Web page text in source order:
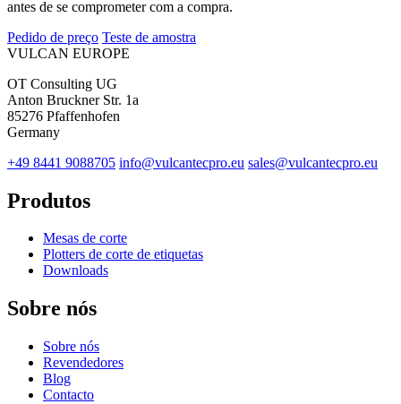
antes de se comprometer com a compra.
Pedido de preço Teste de amostra
VULCAN EUROPE
OT Consulting UG
Anton Bruckner Str. 1a
85276 Pfaffenhofen
Germany
+49 8441 9088705 info@vulcantecpro.eu sales@vulcantecpro.eu
Produtos
Mesas de corte
Plotters de corte de etiquetas
Downloads
Sobre nós
Sobre nós
Revendedores
Blog
Contacto